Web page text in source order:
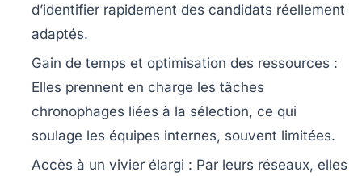
d’identifier rapidement des candidats réellement
adaptés.
Gain de temps et optimisation des ressources :
Elles prennent en charge les tâches
chronophages liées à la sélection, ce qui
soulage les équipes internes, souvent limitées.
Accès à un vivier élargi : Par leurs réseaux, elles